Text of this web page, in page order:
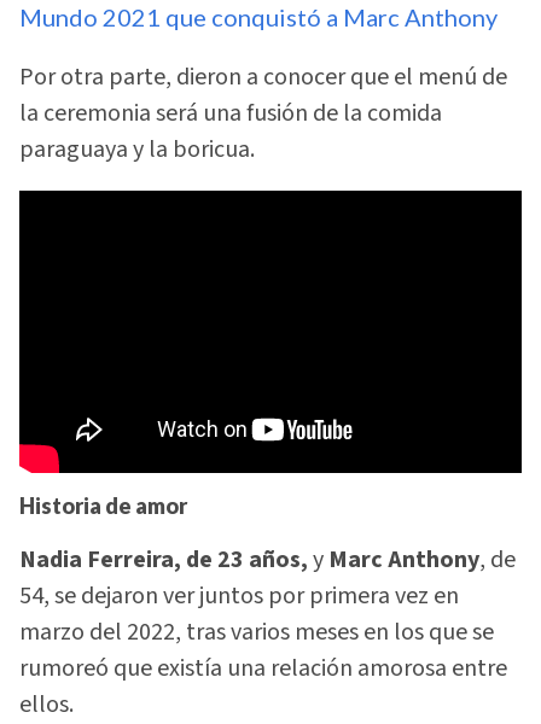
Mundo 2021 que conquistó a Marc Anthony
Por otra parte, dieron a conocer que el menú de
la ceremonia será una fusión de la comida
paraguaya y la boricua.
Historia de amor
Nadia Ferreira, de 23 años,y Marc Anthony, de
54, se dejaron ver juntos por primera vez en
marzo del 2022, tras varios meses en los que se
rumoreó que existía una relación amorosa entre
ellos.